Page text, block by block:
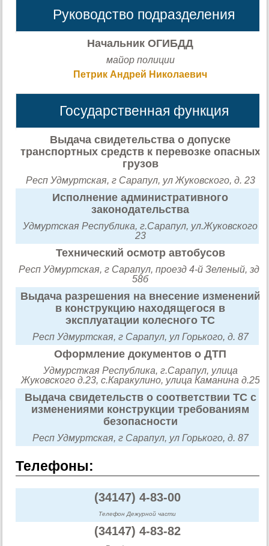
Руководство подразделения
Начальник ОГИБДД
майор полиции
Петрик Андрей Николаевич
Государственная функция
Выдача свидетельства о допуске
транспортных средств к перевозке опасных
грузов
Респ Удмуртская, г Сарапул, ул Жуковского, д. 23
Исполнение административного
законодательства
Удмуртская Республика, г.Сарапул, ул.Жуковского
23
Технический осмотр автобусов
Респ Удмуртская, г Сарапул, проезд 4-й Зеленый, зд.
58б
Выдача разрешения на внесение изменений
в конструкцию находящегося в
эксплуатации колесного ТС
Респ Удмуртская, г Сарапул, ул Горького, д. 87
Оформление документов о ДТП
Удмурсткая Республика, г.Сарапул, улица
Жуковского д.23, с.Каракулино, улица Каманина д.25
Выдача свидетельств о соответствии ТС с
изменениями конструкции требованиям
безопасности
Респ Удмуртская, г Сарапул, ул Горького, д. 87
Телефоны:
(34147) 4-83-00
Телефон Дежурной части
(34147) 4-83-82